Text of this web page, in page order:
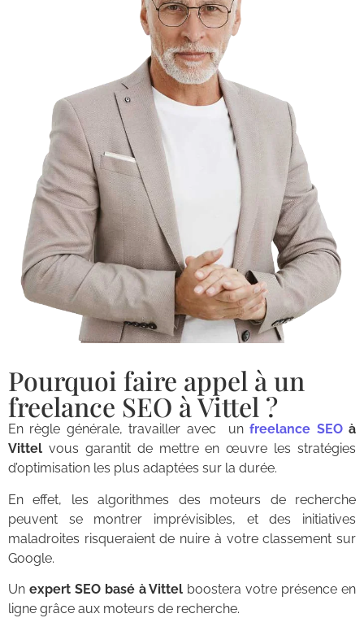
Pourquoi faire appel à un
freelance SEO à Vittel ?
En règle générale, travailler avec unfreelance SEOà
Vittel vous garantit de mettre en œuvre les stratégies
d’optimisation les plus adaptées sur la durée.
En effet, les algorithmes des moteurs de recherche
peuvent se montrer imprévisibles, et des initiatives
maladroites risqueraient de nuire à votre classement sur
Google.
Un expert SEO basé à Vittel boostera votre présence en
ligne grâce aux moteurs de recherche.